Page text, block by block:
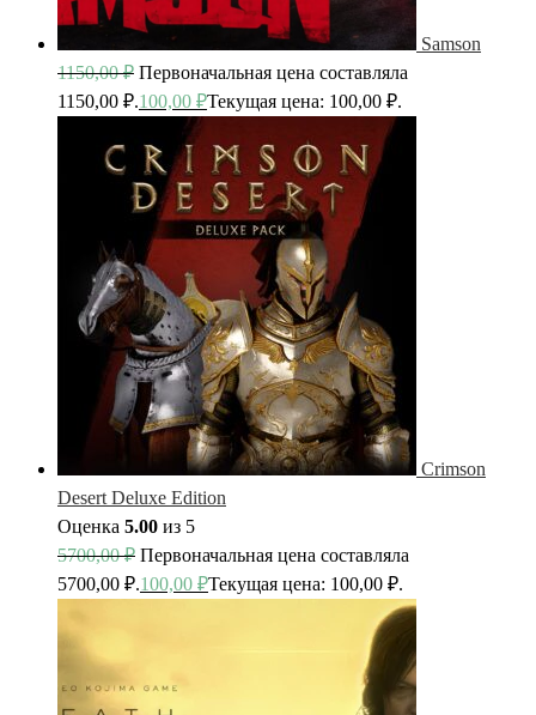
Samson
1150,00₽ Первоначальная цена составляла
1150,00 ₽.100,00 ₽Текущая цена: 100,00 ₽.
Crimson
Desert Deluxe Edition
Оценка 5.00 из 5
5700,00₽ Первоначальная цена составляла
5700,00 ₽.100,00 ₽Текущая цена: 100,00 ₽.